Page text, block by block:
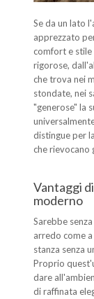
Se da un lato
apprezzato
comfort e stile
rigorose,
che trova nei
stondate, nei
"generose" la
distingue per
che rievocano
Vantaggi
moderno
Sarebbe
arredo come
stanza senza
Proprio
dare
di raffinata